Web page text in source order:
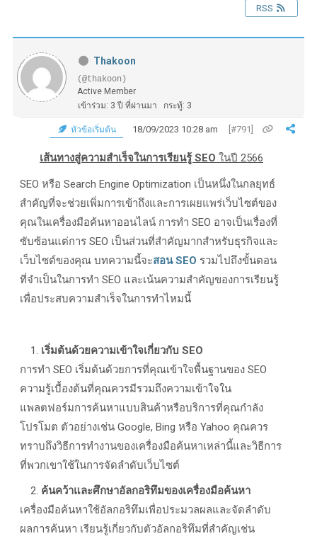
RSS
Thakoon
(@thakoon)
Active Member
เข้าร่วม: 3 ปี ที่ผ่านมา
กระทู้: 3
หัวข้อเริ่มต้น 18/09/2023 10:28 am [#791]
เส้นทางสู่ความสำเร็จในการเรียนรู้SEO ในปี 2566
SEO หรือ Search Engine Optimization เป็นหนึ่งในกลยุทธ์
สำคัญที่จะช่วยเพิ่มการเข้าถึงและการเผยแพร่เว็บไซต์ของ
คุณในเครื่องมือค้นหาออนไลน์ การทำ SEO อาจเป็นเรื่องที่
ซับซ้อนแต่การ SEO เป็นส่วนที่สำคัญมากสำหรับธุรกิจและ
เว็บไซต์ของคุณ บทความนี้จะสอน SEO รวมไปถึงขั้นตอน
ที่จำเป็นในการทำ SEO และเน้นความสำคัญของการเรียนรู้
เพื่อประสบความสำเร็จในการทำไหมนี้
เริ่มต้นด้วยความเข้าใจเกี่ยวกับ SEO
การทำ SEO เริ่มต้นด้วยการที่คุณเข้าใจพื้นฐานของ SEO
ความรู้เบื้องต้นที่คุณควรมีรวมถึงความเข้าใจใน
แพลตฟอร์มการค้นหาแบบสินค้าหรือบริการที่คุณกำลัง
โปรโมต ตัวอย่างเช่น Google, Bing หรือ Yahoo คุณควร
ทราบถึงวิธีการทำงานของเครื่องมือค้นหาเหล่านี้และวิธีการ
ที่พวกเขาใช้ในการจัดลำดับเว็บไซต์
ค้นคว้าและศึกษาอัลกอริทึมของเครื่องมือค้นหา
เครื่องมือค้นหาใช้อัลกอริทึมเพื่อประมวลผลและจัดลำดับ
ผลการค้นหา เรียนรู้เกี่ยวกับตัวอัลกอริทึมที่สำคัญเช่น